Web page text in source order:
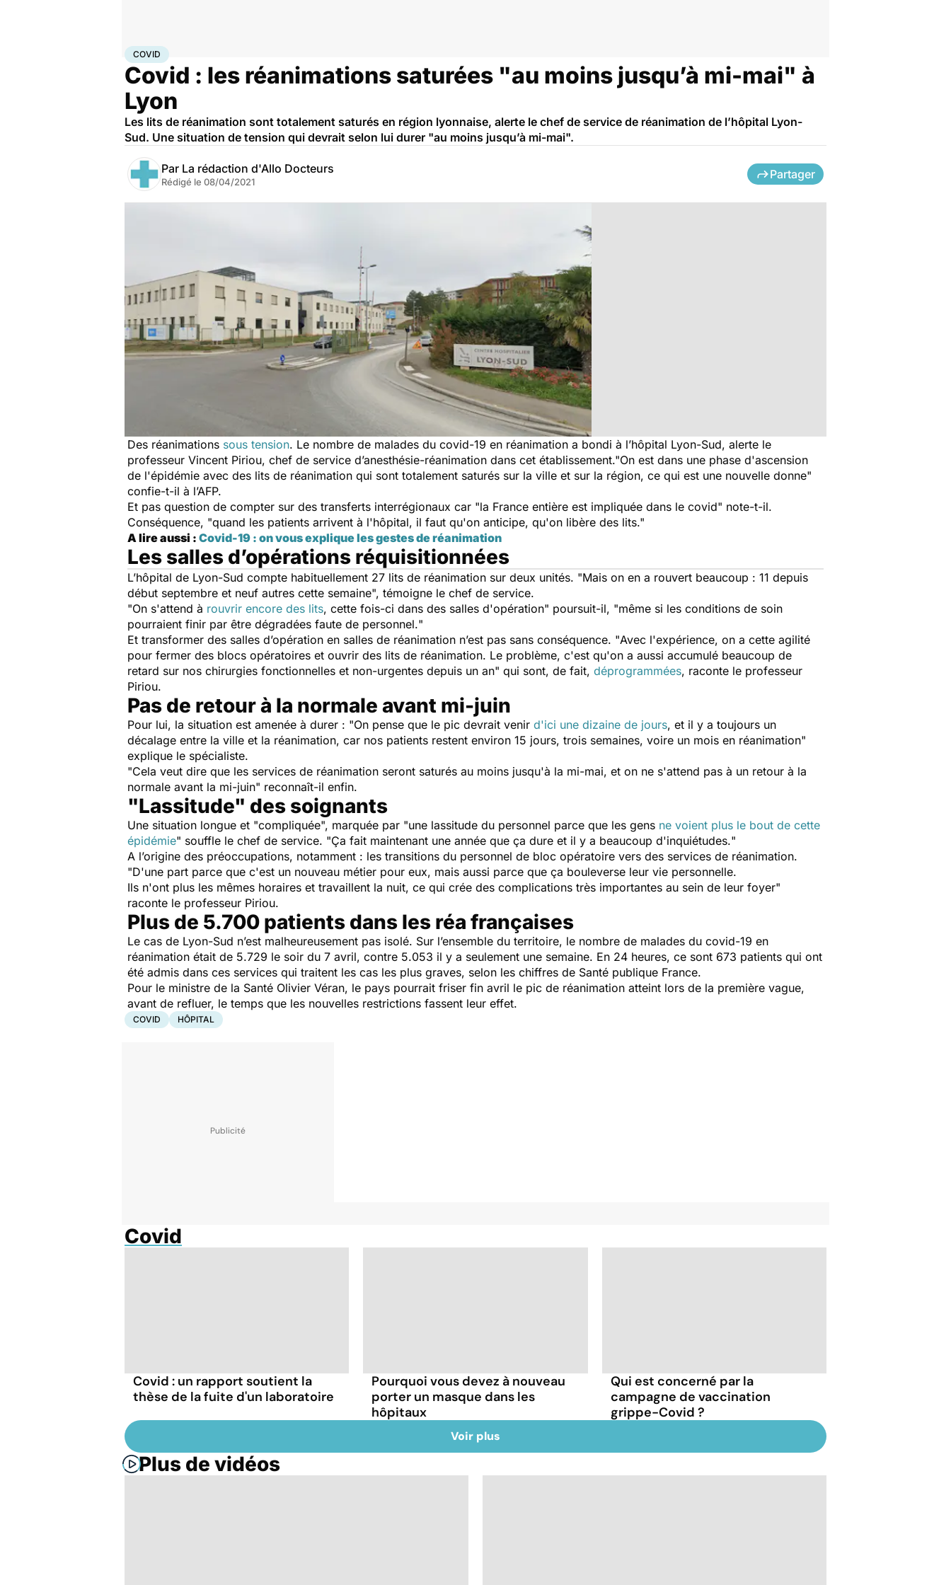
AccueilSanté
COVID
Covid : les réanimations saturées "au moins jusqu’à mi-mai" à
Lyon
Les lits de réanimation sont totalement saturés en région lyonnaise, alerte le chef de service de réanimation de l’hôpital Lyon-
Sud. Une situation de tension qui devrait selon lui durer "au moins jusqu’à mi-mai".
Par La rédaction d'Allo Docteurs
Rédigé le 08/04/2021
Partager
Des réanimations sous tension. Le nombre de malades du covid-19 en réanimation a bondi à l’hôpital Lyon-Sud, alerte le
professeur Vincent Piriou, chef de service d’anesthésie-réanimation dans cet établissement."On est dans une phase d'ascension
de l'épidémie avec des lits de réanimation qui sont totalement saturés sur la ville et sur la région, ce qui est une nouvelle donne"
confie-t-il à l’AFP.
Et pas question de compter sur des transferts interrégionaux car "la France entière est impliquée dans le covid" note-t-il.
Conséquence, "quand les patients arrivent à l'hôpital, il faut qu'on anticipe, qu'on libère des lits."
A lire aussi : Covid-19 : on vous explique les gestes de réanimation
Les salles d’opérations réquisitionnées
L’hôpital de Lyon-Sud compte habituellement 27 lits de réanimation sur deux unités. "Mais on en a rouvert beaucoup : 11 depuis
début septembre et neuf autres cette semaine", témoigne le chef de service.
"On s'attend à rouvrir encore des lits, cette fois-ci dans des salles d'opération" poursuit-il, "même si les conditions de soin
pourraient finir par être dégradées faute de personnel."
Et transformer des salles d’opération en salles de réanimation n’est pas sans conséquence. "Avec l'expérience, on a cette agilité
pour fermer des blocs opératoires et ouvrir des lits de réanimation. Le problème, c'est qu'on a aussi accumulé beaucoup de
retard sur nos chirurgies fonctionnelles et non-urgentes depuis un an" qui sont, de fait, déprogrammées, raconte le professeur
Piriou.
Pas de retour à la normale avant mi-juin
Pour lui, la situation est amenée à durer : "On pense que le pic devrait venir d'ici une dizaine de jours, et il y a toujours un
décalage entre la ville et la réanimation, car nos patients restent environ 15 jours, trois semaines, voire un mois en réanimation"
explique le spécialiste.
"Cela veut dire que les services de réanimation seront saturés au moins jusqu'à la mi-mai, et on ne s'attend pas à un retour à la
normale avant la mi-juin" reconnaît-il enfin.
"Lassitude" des soignants
Une situation longue et "compliquée", marquée par "une lassitude du personnel parce que les gens ne voient plus le bout de cette
épidémie" souffle le chef de service. "Ça fait maintenant une année que ça dure et il y a beaucoup d'inquiétudes."
A l’origine des préoccupations, notamment : les transitions du personnel de bloc opératoire vers des services de réanimation.
"D'une part parce que c'est un nouveau métier pour eux, mais aussi parce que ça bouleverse leur vie personnelle.
Ils n'ont plus les mêmes horaires et travaillent la nuit, ce qui crée des complications très importantes au sein de leur foyer"
raconte le professeur Piriou.
Plus de 5.700 patients dans les réa françaises
Le cas de Lyon-Sud n’est malheureusement pas isolé. Sur l’ensemble du territoire, le nombre de malades du covid-19 en
réanimation était de 5.729 le soir du 7 avril, contre 5.053 il y a seulement une semaine. En 24 heures, ce sont 673 patients qui ont
été admis dans ces services qui traitent les cas les plus graves, selon les chiffres de Santé publique France.
Pour le ministre de la Santé Olivier Véran, le pays pourrait friser fin avril le pic de réanimation atteint lors de la première vague,
avant de refluer, le temps que les nouvelles restrictions fassent leur effet.
COVID HÔPITAL
Covid
Covid : un rapport soutient la
thèse de la fuite d'un laboratoire
Pourquoi vous devez à nouveau
porter un masque dans les
hôpitaux
Qui est concerné par la
campagne de vaccination
grippe-Covid ?
Voir plus
Plus de vidéos